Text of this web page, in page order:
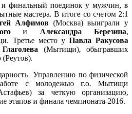
и финальный поединок у мужчин, в
мастера. В итоге со счетом 2:1
Алфимов(Москва) выиграли у
и Александра Березина,
Третье место у Павла Ракусова
(Мытищи), обыгравших
(Реутов).
Управлению по физической
с молодежью г.о. Мытищи
за четкую организацию,
этапов и финала чемпионата-2016.